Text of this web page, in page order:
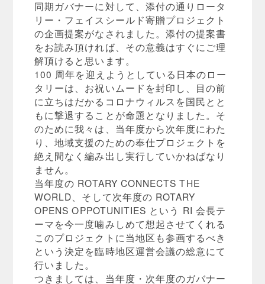
同期ガバナーに対して、添付の通りロータ
リー・フェイスシールド寄贈プロジェクト
の企画提案がなされました。添付の提案書
をお読み頂ければ、その意義はすぐにご理
解頂けると思います。
100 周年を迎えようとしている日本のロー
タリーは、お祝いムードを封印し、目の前
に立ちはだかるコロナウィルスを国民とと
もに撃退することが命題となりました。そ
のために我々は、当年度から次年度にわた
り、地域支援のための奉仕プロジェクトを
絶え間なく編み出し実行していかねばなり
ません。
当年度の ROTARY CONNECTS THE
WORLD、そして次年度の ROTARY
OPENS OPPOTUNITIES という RI 会長テ
ーマを今一度噛みしめて想起させてくれる
このプロジェクトに当地区も参画するべき
という決定を臨時地区運営会議の総意にて
行いました。
つきましては、当年度・次年度のガバナー